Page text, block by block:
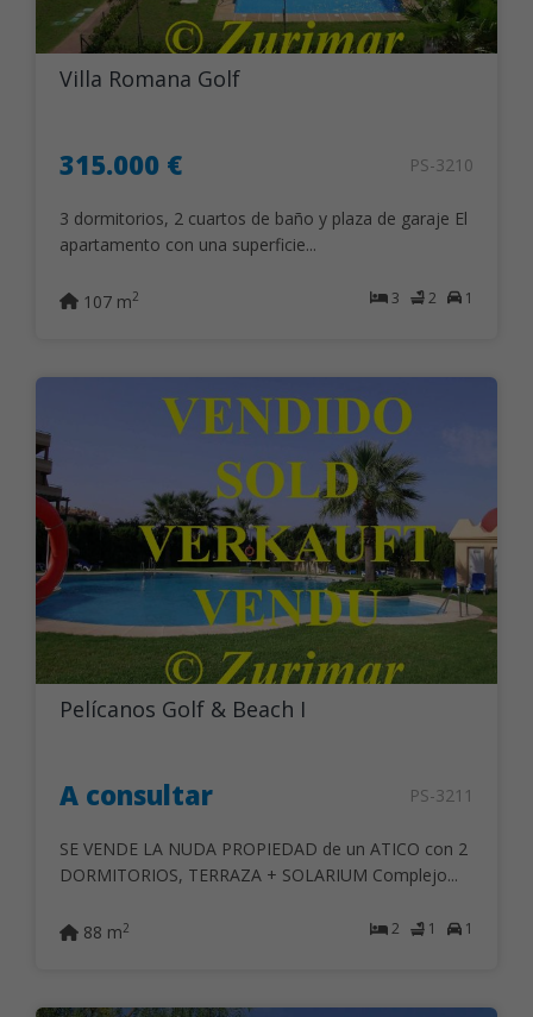
Villa Romana Golf
315.000 € PS-3210
3 dormitorios, 2 cuartos de baño y plaza de garaje El
apartamento con una superficie...
3 2 1
107 m2
Pelícanos Golf & Beach I
A consultar PS-3211
SE VENDE LA NUDA PROPIEDAD de un ATICO con 2
DORMITORIOS, TERRAZA + SOLARIUM Complejo...
2 1 1
88 m2